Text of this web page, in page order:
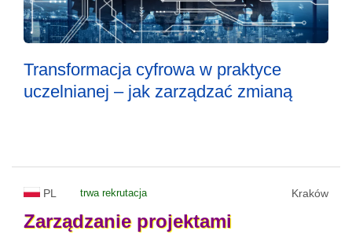
Transformacja cyfrowa w praktyce
uczelnianej – jak zarządzać zmianą
PL trwa rekrutacja Kraków
Zarządzanie projektami